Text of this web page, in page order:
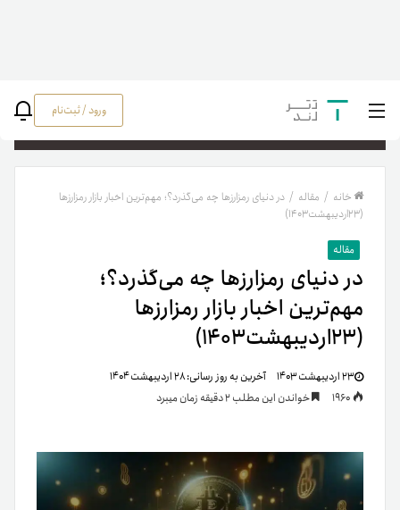
ورود / ثبت‌نام
خانه / مقاله / در دنیای رمزارزها چه می‌گذرد؟؛ مهم‌ترین اخبار بازار رمزارزها
(۲۳اردیبهشت۱۴۰۳)
مقاله
در دنیای رمزارزها چه می‌گذرد؟؛
مهم‌ترین اخبار بازار رمزارزها
(۲۳اردیبهشت۱۴۰۳)
۲۳ اردیبهشت ۱۴۰۳ آخرین به روز رسانی:۲۸ اردیبهشت ۱۴۰۴
خواندن این مطلب 2 دقیقه زمان میبرد